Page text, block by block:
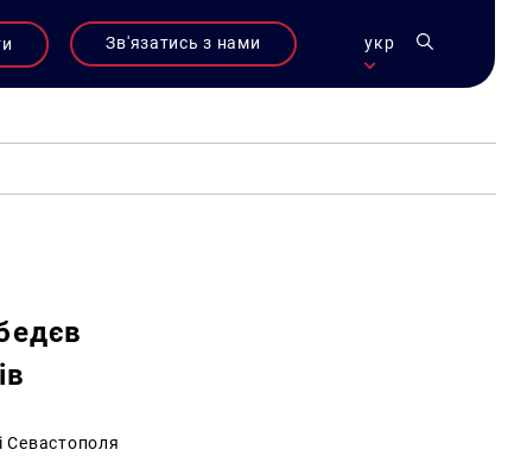
Зв'язатись з нами укр
Севастополя